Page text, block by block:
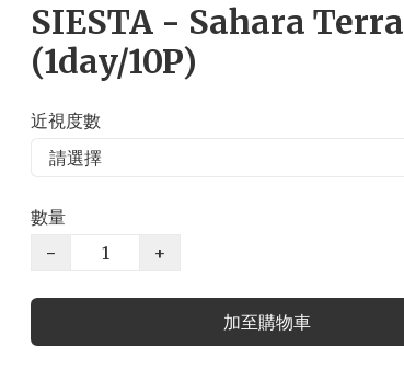
SIESTA - Sahara Terra
(1day/10P)
近視度數
數量
−
+
加至購物車